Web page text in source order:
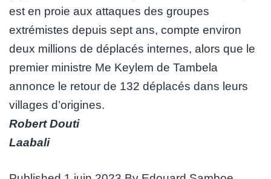
est en proie aux attaques des groupes
extrémistes depuis sept ans, compte environ
deux millions de déplacés internes, alors que le
premier ministre Me Keylem de Tambela
annonce le retour de 132 déplacés dans leurs
villages d’origines.
Robert Douti
Laabali